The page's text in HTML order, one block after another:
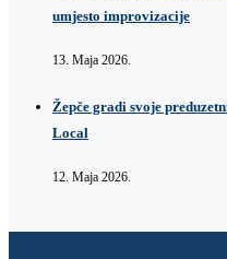
umjesto improvizacije
13. Maja 2026.
Žepče gradi svoje
Local
12. Maja 2026.